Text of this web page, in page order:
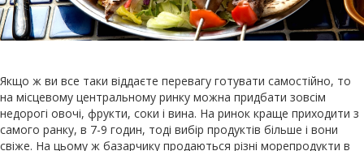
Якщо ж ви все таки віддаєте перевагу готувати самостійно, то
на місцевому центральному ринку можна придбати зовсім
недорогі овочі, фрукти, соки і вина. На ринок краще приходити з
самого ранку, в 7-9 годин, тоді вибір продуктів більше і вони
свіже. На цьому ж базарчику продаються різні морепродукти в